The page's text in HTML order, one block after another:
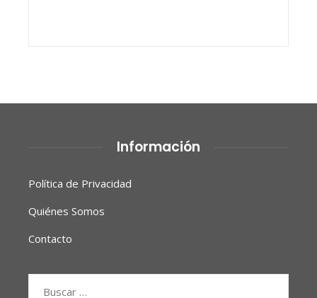
Información
Política de Privacidad
Quiénes Somos
Contacto